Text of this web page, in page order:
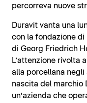
percorreva nuove
Duravit vanta una
con la fondazione
di Georg Friedrich
L’attenzione rivolta
alla porcellana negli
nascita del marchio
un’azienda che